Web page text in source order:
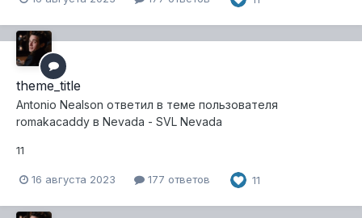
theme_title
Antonio Nealson ответил в теме пользователя
romakacaddy в Nevada - SVL Nevada
11
16 августа 2023 177 ответов 11